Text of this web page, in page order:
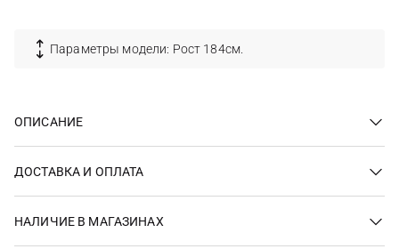
Параметры модели: Рост 184см.
ОПИСАНИЕ
ДОСТАВКА И ОПЛАТА
НАЛИЧИЕ В МАГАЗИНАХ